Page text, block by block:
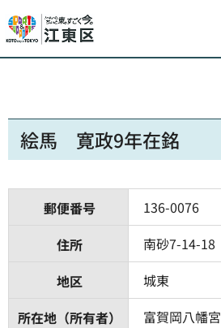
絵馬 寛政9年在銘
郵便番号
136-0076
住所
南砂7-14-18
地区
城東
所在地（所有者）
富賀岡八幡宮